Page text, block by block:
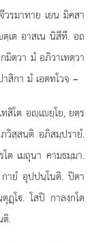
รมาทาย เยน มิคสา
เต อาสเน นิสีทึ. อถ
มิตฺวา มํ อภิวาเทตฺวา
สิกา มํ เอตทโวจ–
สิโต อฺเยฺโย, ยตฺร
วิสฺสนฺติ อภิสมฺปรายํ.
ต เมถุนา คามธมฺมา.
ายํ อุปปนฺโนติ. ปิตา
โ. โสปิ กาลงฺกโต
.